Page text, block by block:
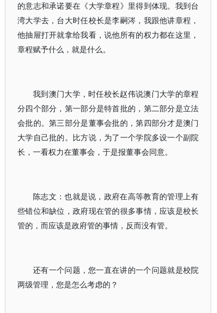
的意志和承诺要在《大学章程》里得到体现。我到台
湾大学去，台大时任校长是李嗣涔，我跟他讲章程，
他抽屉打开就拿给我看，说他所有的权力都在这里，
章程赋予什么，就是什么。
我到澳门大学，时任校长赵伟说澳门大学的章程
分四个部分，第一部分是特首批的，第二部分是立法
会批的。第三部分是董事会批的，第四部分才是澳门
大学自己批的。比方说，为了一个学院多设一个副院
长，一看权力在董事会，于是报董事会同意。
陈志文：也就是说，政府在高等教育的管理上有
些错位和缺位，政府现在管的很多事情，应该是校长
管的，而应该是政府管的事情，反而没有管。
还有一个问题，您一直在讲的一个问题就是校院
两级管理，您是怎么考虑的？